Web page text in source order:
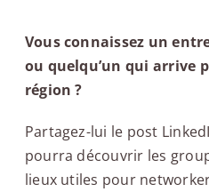
Vous connaissez un
ou quelqu’un qui arrive
région ?
Partagez-lui le post
pourra découvrir les
lieux utiles pour